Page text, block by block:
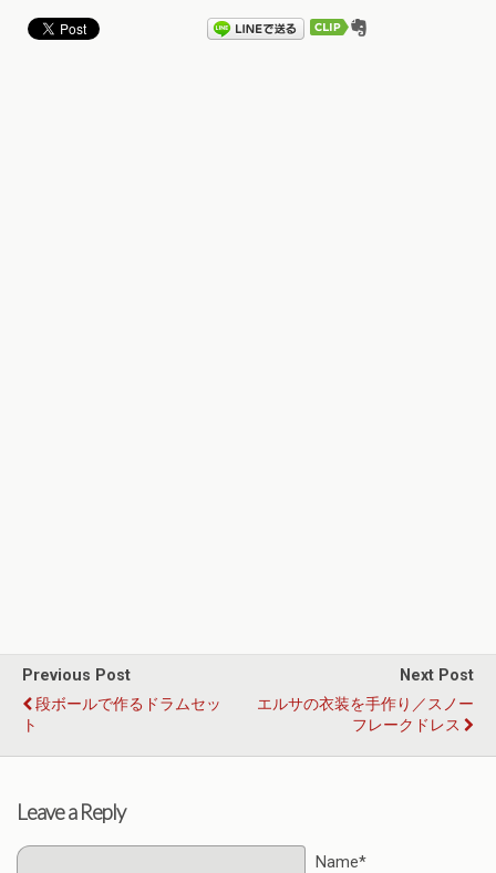
Previous Post
段ボールで作るドラムセッ
ト
Next Post
エルサの衣装を手作り／スノー
フレークドレス
Leave a Reply
Name*